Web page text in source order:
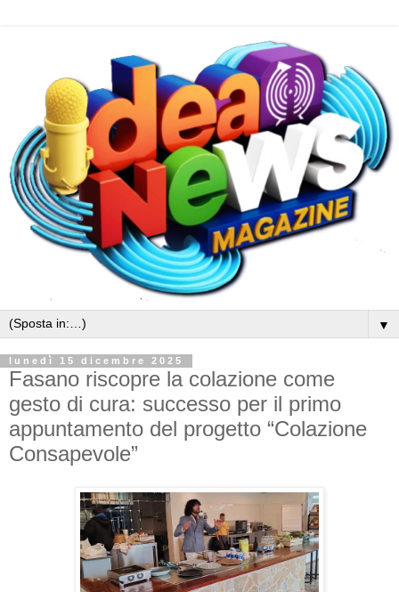
▼
lunedì 15 dicembre 2025
Fasano riscopre la colazione come
gesto di cura: successo per il primo
appuntamento del progetto “Colazione
Consapevole”